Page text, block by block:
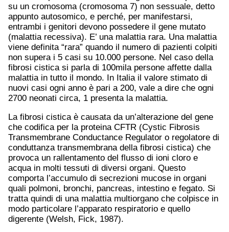
su un cromosoma (cromosoma 7) non sessuale, detto
appunto autosomico, e perché, per manifestarsi,
entrambi i genitori devono possedere il gene mutato
(malattia recessiva). E’ una malattia rara. Una malattia
viene definita “rara” quando il numero di pazienti colpiti
non supera i 5 casi su 10.000 persone. Nel caso della
fibrosi cistica si parla di 100mila persone affette dalla
malattia in tutto il mondo. In Italia il valore stimato di
nuovi casi ogni anno è pari a 200, vale a dire che ogni
2700 neonati circa, 1 presenta la malattia.
La fibrosi cistica è causata da un’alterazione del gene
che codifica per la proteina CFTR (Cystic Fibrosis
Transmembrane Conductance Regulator o regolatore di
conduttanza transmembrana della fibrosi cistica) che
provoca un rallentamento del flusso di ioni cloro e
acqua in molti tessuti di diversi organi. Questo
comporta l’accumulo di secrezioni mucose in organi
quali polmoni, bronchi, pancreas, intestino e fegato. Si
tratta quindi di una malattia multiorgano che colpisce in
modo particolare l’apparato respiratorio e quello
digerente (Welsh, Fick, 1987).